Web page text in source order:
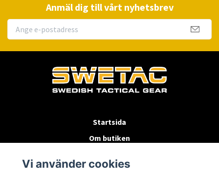
Anmäl dig till vårt nyhetsbrev
Startsida
Om butiken
Byten & Returer
Vi använder cookies